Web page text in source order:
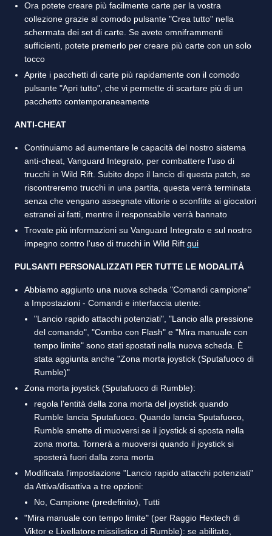
Ora potete creare più facilmente carte per la vostra
collezione grazie al comodo pulsante "Crea tutto" nella
schermata dei set di carte. Se avete omniframmenti
sufficienti, potete premerlo per creare più carte con un solo
tocco
Aprite i pacchetti di carte più rapidamente con il comodo
pulsante "Apri tutto", che vi permette di scartare più di un
pacchetto contemporaneamente
ANTI-CHEAT
Continuiamo ad aumentare le capacità del nostro sistema
anti-cheat, Vanguard Integrato, per combattere l'uso di
trucchi in Wild Rift. Subito dopo il lancio di questa patch, se
riscontreremo trucchi in una partita, questa verrà terminata
senza che vengano assegnate vittorie o sconfitte ai giocatori
estranei ai fatti, mentre il responsabile verrà bannato
Trovate più informazioni su Vanguard Integrato e sul nostro
impegno contro l'uso di trucchi in Wild Rift qui
PULSANTI PERSONALIZZATI PER TUTTE LE MODALITÀ
Abbiamo aggiunto una nuova scheda "Comandi campione"
a Impostazioni - Comandi e interfaccia utente:
"Lancio rapido attacchi potenziati", "Lancio alla pressione
del comando", "Combo con Flash" e "Mira manuale con
tempo limite" sono stati spostati nella nuova scheda. È
stata aggiunta anche "Zona morta joystick (Sputafuoco di
Rumble)"
Zona morta joystick (Sputafuoco di Rumble):
regola l'entità della zona morta del joystick quando
Rumble lancia Sputafuoco. Quando lancia Sputafuoco,
Rumble smette di muoversi se il joystick si sposta nella
zona morta. Tornerà a muoversi quando il joystick si
sposterà fuori dalla zona morta
Modificata l'impostazione "Lancio rapido attacchi potenziati"
da Attiva/disattiva a tre opzioni:
No, Campione (predefinito), Tutti
"Mira manuale con tempo limite" (per Raggio Hextech di
Viktor e Livellatore missilistico di Rumble): se abilitato,